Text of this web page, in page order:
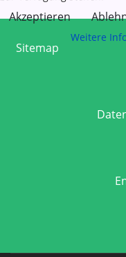
Sitemap
Akzeptieren
Weitere